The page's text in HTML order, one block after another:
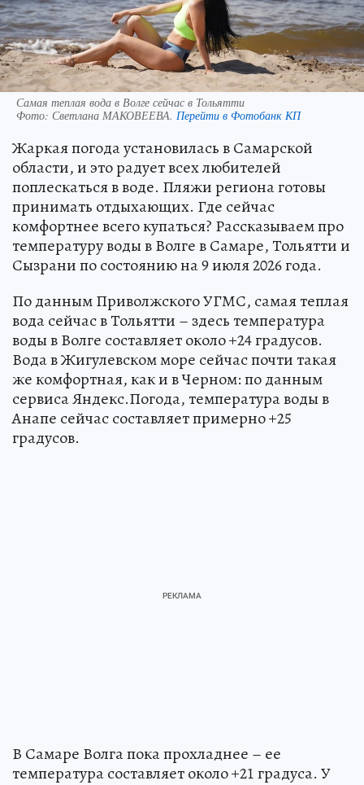
Самая теплая вода в Волге сейчас в Тольятти
Фото: Светлана МАКОВЕЕВА. Перейти в Фотобанк КП
Жаркая погода установилась в Самарской
области, и это радует всех любителей
поплескаться в воде. Пляжи региона готовы
принимать отдыхающих. Где сейчас
комфортнее всего купаться? Рассказываем про
температуру воды в Волге в Самаре, Тольятти и
Сызрани по состоянию на 9 июля 2026 года.
По данным Приволжского УГМС, самая теплая
вода сейчас в Тольятти – здесь температура
воды в Волге составляет около +24 градусов.
Вода в Жигулевском море сейчас почти такая
же комфортная, как и в Черном: по данным
сервиса Яндекс.Погода, температура воды в
Анапе сейчас составляет примерно +25
градусов.
В Самаре Волга пока прохладнее – ее
температура составляет около +21 градуса. У